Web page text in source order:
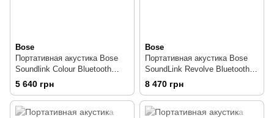
Bose
Портативная акустика Bose
Soundlink Colour Bluetooth
Speaker II Soft Black
5 640 грн
Bose
Портативная акустика Bose
SoundLink Revolve Bluetooth
speaker Black
8 470 грн